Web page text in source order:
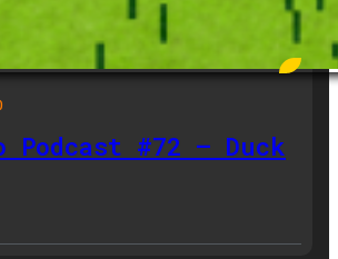
Podcast #72 – Duck